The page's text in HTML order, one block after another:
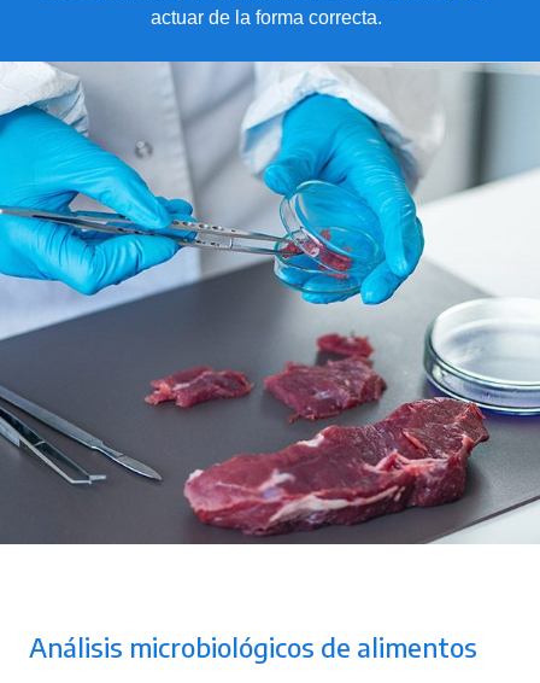
actuar de la forma correcta.
Análisis microbiológicos de alimentos